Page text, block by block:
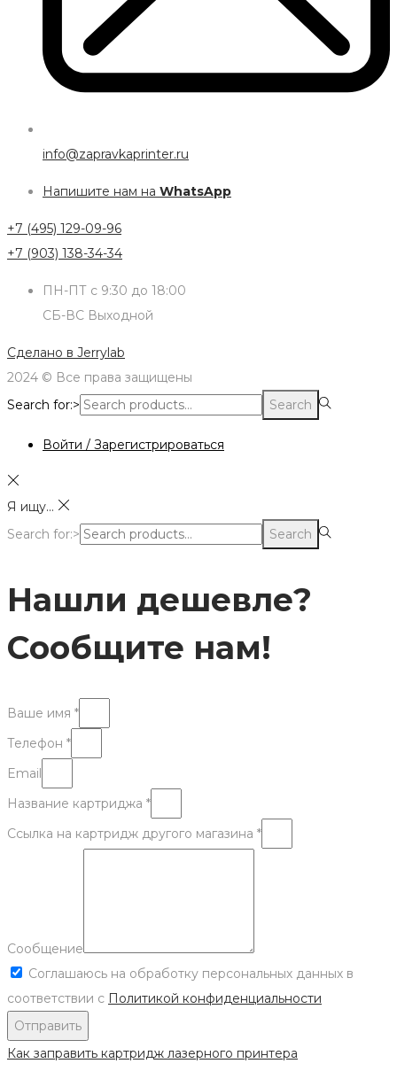
info@zapravkaprinter.ru
Напишите нам на WhatsApp
+7 (495) 129-09-96
+7 (903) 138-34-34
ПН-ПТ с 9:30 до 18:00
СБ-ВС Выходной
Сделано в Jerrylab
2024 © Все права защищены
Search for:>
Search
Войти / Зарегистрироваться
Я ищу...
Search for:>
Search
Нашли дешевле?
Сообщите нам!
Ваше имя *
Телефон *
Email
Название картриджа *
Ссылка на картридж другого магазина *
Сообщение
Соглашаюсь на обработку персональных данных в
соответствии с Политикой конфиденциальности
Отправить
Как заправить картридж лазерного принтера